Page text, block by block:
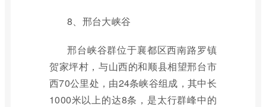
8、邢台大峡谷
邢台峡谷群位于襄都区西南路罗镇
贺家坪村，与山西的和顺县相望邢台市
西70公里处，由24条峡谷组成，其中长
1000米以上的达8条，是太行群峰中的